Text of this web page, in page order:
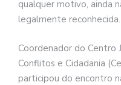
qualquer motivo, ainda
legalmente reconhecida.
Coordenador do Centro
Conflitos e Cidadania
participou do encontro